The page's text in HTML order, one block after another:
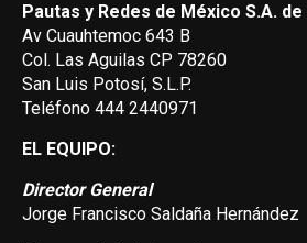
Pautas y Redes de México S.A. de
Av Cuauhtemoc 643 B
Col. Las Aguilas CP 78260
San Luis Potosí, S.L.P.
Teléfono 444 2440971
EL EQUIPO:
Director General
Jorge Francisco Saldaña Hernández